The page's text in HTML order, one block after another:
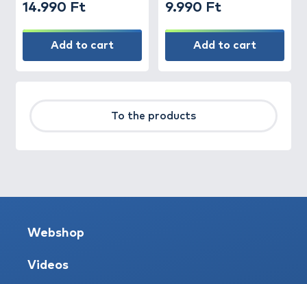
14.990 Ft
Add to cart
9.990 Ft
Add to cart
To the products
Webshop
Videos